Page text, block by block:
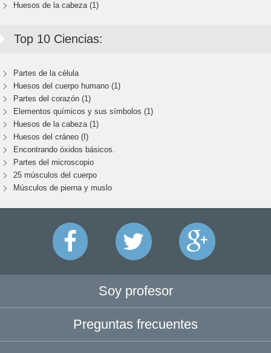
Huesos de la cabeza (1)
Top 10 Ciencias:
Partes de la célula
Huesos del cuerpo humano (1)
Partes del corazón (1)
Elementos químicos y sus símbolos (1)
Huesos de la cabeza (1)
Huesos del cráneo (I)
Encontrando óxidos básicos.
Partes del microscopio
25 músculos del cuerpo
Músculos de pierna y muslo
Soy profesor
Preguntas frecuentes